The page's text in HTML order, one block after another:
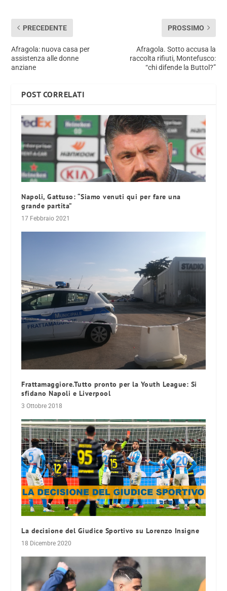
PRECEDENTE
Afragola: nuova casa per
assistenza alle donne
anziane
PROSSIMO
Afragola. Sotto accusa la
raccolta rifiuti, Montefusco:
“chi difende la Buttol?”
POST CORRELATI
Napoli, Gattuso: “Siamo venuti qui per fare una
grande partita”
17 Febbraio 2021
Frattamaggiore.Tutto pronto per la Youth League: Si
sfidano Napoli e Liverpool
3 Ottobre 2018
La decisione del Giudice Sportivo su Lorenzo Insigne
18 Dicembre 2020